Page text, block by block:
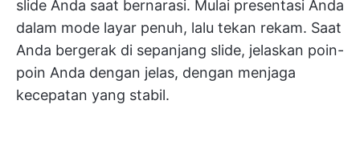
slide Anda saat bernarasi. Mulai presentasi Anda
dalam mode layar penuh, lalu tekan rekam. Saat
Anda bergerak di sepanjang slide, jelaskan poin-
poin Anda dengan jelas, dengan menjaga
kecepatan yang stabil.